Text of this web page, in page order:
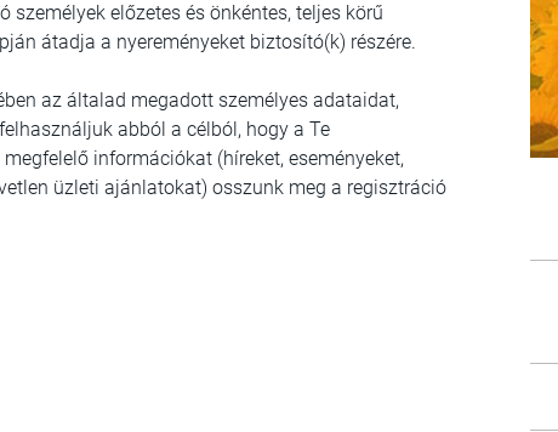
előzetes és önkéntes, teljes körű
átadja a nyereményeket biztosító(k) részére.
az általad megadott személyes adataidat,
abból a célból, hogy a Te
információkat (híreket, eseményeket,
üzleti ajánlatokat) osszunk meg a regisztráció